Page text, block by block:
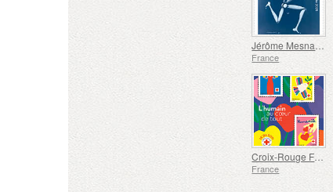
Jérôme Mesnager
France
Croix-Rouge Française L’humain au cœur de tout
France